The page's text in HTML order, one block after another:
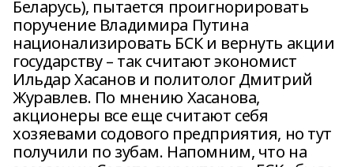
Беларусь), пытается проигнорировать
поручение Владимира Путина
национализировать БСК и вернуть акции
государству – так считают экономист
Ильдар Хасанов и политолог Дмитрий
Журавлев. По мнению Хасанова,
акционеры все еще считают себя
хозяевами содового предприятия, но тут
получили по зубам. Напомним, что на